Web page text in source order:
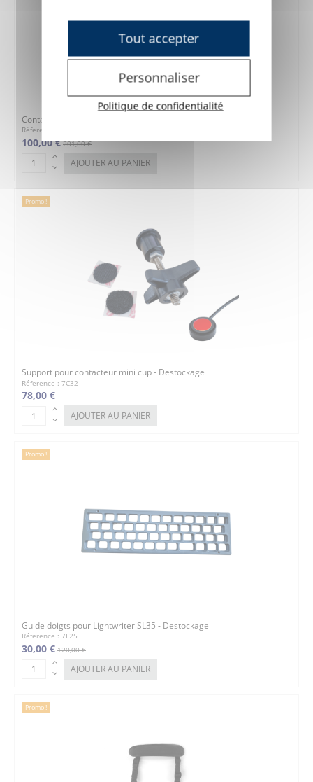
Contacteur poignée - Destockage
Réference : 7C07
100,00 € 201,00 €
AJOUTER AU PANIER
Promo !
Support pour contacteur mini cup - Destockage
Réference : 7C32
78,00 €
AJOUTER AU PANIER
Promo !
Guide doigts pour Lightwriter SL35 - Destockage
Réference : 7L25
30,00 € 120,00 €
AJOUTER AU PANIER
Promo !
Tout accepter
Personnaliser
Politique de confidentialité